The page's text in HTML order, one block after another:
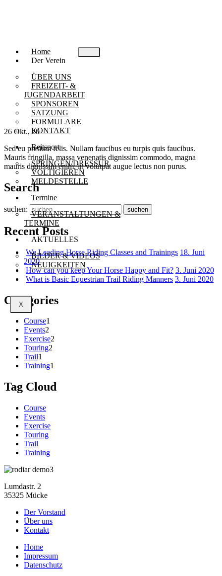
Home
Der Verein
ÜBER UNS
FREIZEIT- &
JUGENDARBEIT
SPONSOREN
SATZUNG
FORMULARE
KONTAKT
Reitsport
SPRINGEN/DRESSUR
VOLTIGIEREN
MELDESTELLE
Termine
VERANSTALTUNGEN &
TERMINE
AKTUELLES
BILDER & VIDEOS
NEUIGKEITEN
X
26 Okt., 20
Sed eu pretium felis. Nullam faucibus eu turpis quis faucibus.
Mauris fringilla, massa venenatis dignissim commodo, magna
mauris dignissim enim, in volutpat augue lectus non purus.
Search
suchen: suchen
Recent Posts
We Leading Horse Riding Classes and Trainings 18. Juni
2020
How can you keep Your Horse Happy and Fit? 3. Juni 2020
What is Basic Equestrian Trail Riding Manners 3. Juni 2020
Categories
Course1
Events2
Exercise2
Touring2
Trail1
Training1
Tag Cloud
Course
Events
Exercise
Touring
Trail
Training
Lumdastr. 2
35325 Mücke
Der Vorstand
Über uns
Kontakt
Home
Impressum
Datenschutz